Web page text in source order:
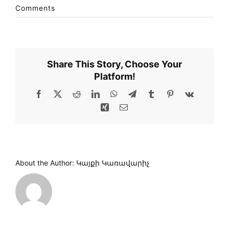
Comments
Share This Story, Choose Your
Platform!
Facebook Reddit LinkedInWhatsAppTelegram
TumblrPinterest
Xing
About the Author: Կայքի Կառավարիչ